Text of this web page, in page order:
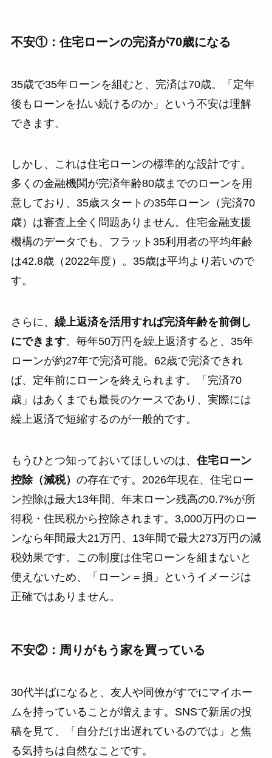
不安①：住宅ローンの完済が70歳になる
35歳で35年ローンを組むと、完済は70歳。「定年
後もローンを払い続けるのか」という不安は理解
できます。
しかし、これは住宅ローンの標準的な設計です。
多くの金融機関が完済年齢80歳までのローンを用
意しており、35歳スタートの35年ローン（完済70
歳）は審査上全く問題ありません。住宅金融支援
機構のデータでも、フラット35利用者の平均年齢
は42.8歳（2022年度）。35歳は平均より若いので
す。
さらに、 繰上返済を活用すれば完済年齢を前倒し
にできます。毎年50万円を繰上返済すると、35年
ローンが約27年で完済可能。62歳で完済できれ
ば、定年前にローンを終えられます。「完済70
歳」はあくまでも最長のケースであり、実際には
繰上返済で短縮するのが一般的です。
もうひとつ知っておいてほしいのは、住宅ローン
控除（減税） の存在です。2026年現在、住宅ロー
ン控除は最大13年間、年末ローン残高の0.7%が所
得税・住民税から控除されます。3,000万円のロー
ンなら年間最大21万円、13年間で最大273万円の減
税効果です。この制度は住宅ローンを組まないと
使えないため、「ローン＝損」というイメージは
正確ではありません。
不安②：周りがもう家を買っている
30代半ばになると、友人や同僚がすでにマイホー
ムを持っていることが増えます。SNSで新居の投
稿を見て、「自分だけ出遅れているのでは」と焦
る気持ちは自然なことです。